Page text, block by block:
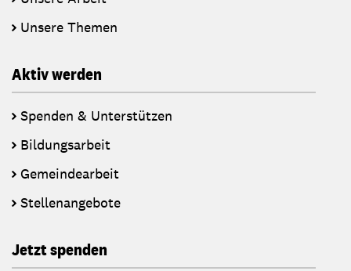
Unsere Themen
Aktiv werden
Spenden & Unterstützen
Bildungsarbeit
Gemeindearbeit
Stellenangebote
Jetzt spenden